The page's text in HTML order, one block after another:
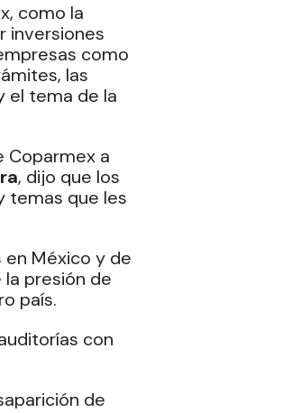
como la
inversiones
como
las
el tema de la
Coparmex a
, dijo que los
temas que les
en México y de
presión de
país.
con
de